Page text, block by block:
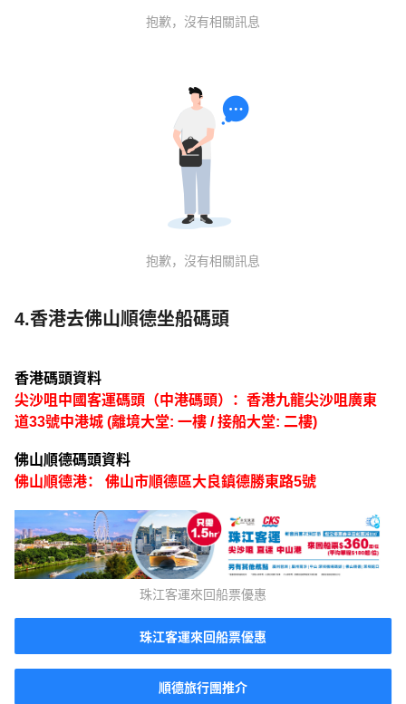
抱歉，沒有相關訊息
抱歉，沒有相關訊息
4.香港去佛山順德坐船碼頭
香港碼頭資料
尖沙咀中國客運碼頭（中港碼頭）：香港九龍尖沙咀廣東
道33號中港城 (離境大堂: 一樓 / 接船大堂: 二樓)
佛山順德碼頭資料
佛山順德港： 佛山市順德區大良鎮德勝東路5號
珠江客運來回船票優惠
珠江客運來回船票優惠
順德旅行團推介